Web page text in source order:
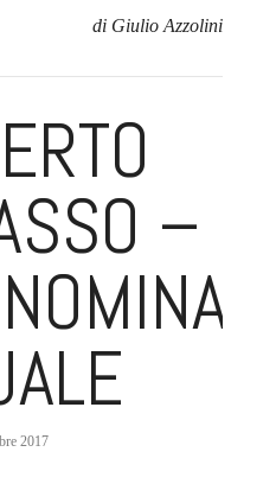
di Giulio Azzolini
–
2017